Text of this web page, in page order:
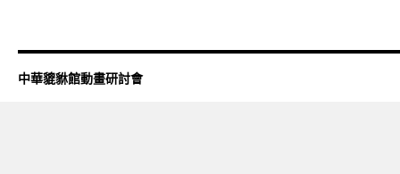
中華貔貅館動畫研討會